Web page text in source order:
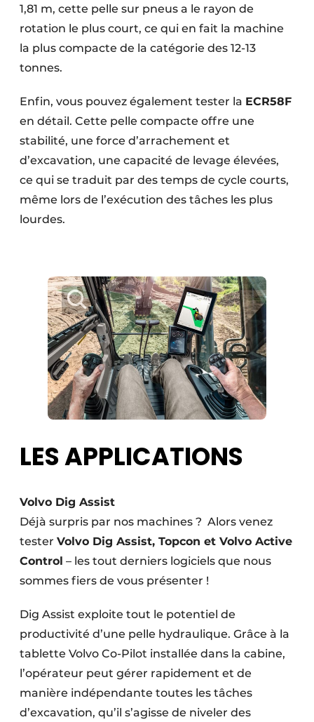
1,81 m, cette pelle sur pneus a le rayon de
rotation le plus court, ce qui en fait la machine
la plus compacte de la catégorie des 12-13
tonnes.
Enfin, vous pouvez également tester la ECR58F
en détail. Cette pelle compacte offre une
stabilité, une force d’arrachement et
d’excavation, une capacité de levage élevées,
ce qui se traduit par des temps de cycle courts,
même lors de l’exécution des tâches les plus
lourdes.
LES APPLICATIONS
Volvo Dig Assist
Déjà surpris par nos machines ? Alors venez
tester Volvo Dig Assist, Topcon et Volvo Active
Control – les tout derniers logiciels que nous
sommes fiers de vous présenter !
Dig Assist exploite tout le potentiel de
productivité d’une pelle hydraulique. Grâce à la
tablette Volvo Co-Pilot installée dans la cabine,
l’opérateur peut gérer rapidement et de
manière indépendante toutes les tâches
d’excavation, qu’il s’agisse de niveler des